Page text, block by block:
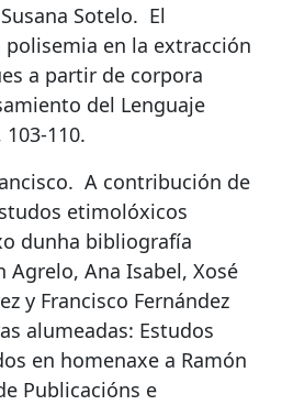
Sotelo. El
en la extracción
a partir de corpora
del Lenguaje
110.
A contribución de
etimolóxicos
dunha bibliografía
Agrelo, Ana Isabel, Xosé
y Francisco Fernández
alumeadas: Estudos
en homenaxe a Ramón
Publicacións e